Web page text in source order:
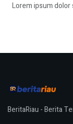
Lorem ipsum
BeritaRiau - Berita